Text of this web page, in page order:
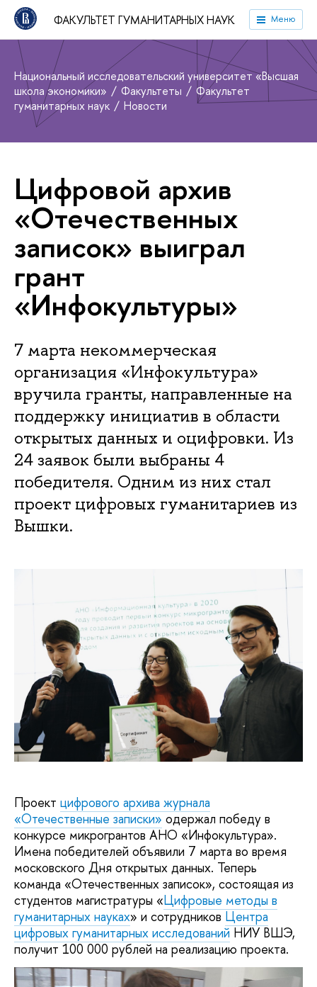
ФАКУЛЬТЕТ ГУМАНИТАРНЫХ НАУК Меню
Национальный исследовательский университет «Высшая
школа экономики»
Факультеты
Факультет
гуманитарных наук
Новости
Цифровой архив
«Отечественных
записок» выиграл
грант
«Инфокультуры»
7 марта некоммерческая
организация «Инфокультура»
вручила гранты, направленные на
поддержку инициатив в области
открытых данных и оцифровки. Из
24 заявок были выбраны 4
победителя. Одним из них стал
проект цифровых гуманитариев из
Вышки.
Проект цифрового архива журнала
«Отечественные записки» одержал победу в
конкурсе микрогрантов АНО «Инфокультура».
Имена победителей объявили 7 марта во время
московского Дня открытых данных. Теперь
команда «Отечественных записок», состоящая из
студентов магистратуры «Цифровые методы в
гуманитарных науках» и сотрудников Центра
цифровых гуманитарных исследований НИУ ВШЭ,
получит 100 000 рублей на реализацию проекта.